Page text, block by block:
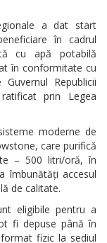
a dat start
în cadrul
cu apă potabilă
în conformitate cu
Republicii
prin Legea
moderne de
care purifică
– 500 litri/oră, în
îmbunătăți accesul
de calitate.
eligibile pentru a
fi depuse până în
fizic la sediul